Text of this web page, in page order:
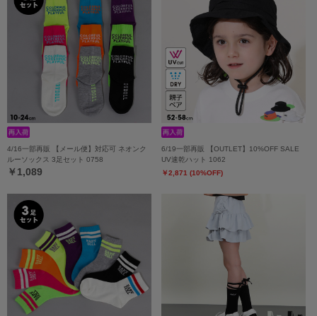
4/16一部再販 【メール便】対応可 ネオンク
ルーソックス 3足セット 0758
￥1,089
6/19一部再販 【OUTLET】10%OFF SALE
UV速乾ハット 1062
￥2,871 (10%OFF)